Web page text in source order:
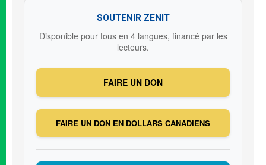
SOUTENIR ZENIT
Disponible pour tous en 4 langues, financé par les
lecteurs.
FAIRE UN DON
FAIRE UN DON EN DOLLARS CANADIENS